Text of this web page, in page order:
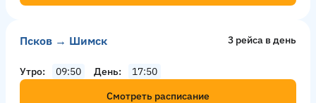
Псков → Шимск 3 рейсa в день
Утро 09:50 День
17:50
Смотреть расписание